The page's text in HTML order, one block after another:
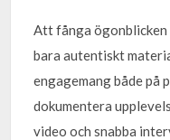
Att fånga
bara autentiskt
engagemang både på
dokumentera
video och snabba